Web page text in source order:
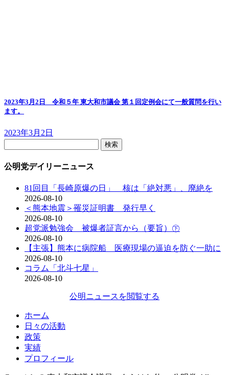
2023年3月2日 令和５年 東大和市議会 第１回定例会にて一般質問を行い
ます。
2023年3月2日
公明党デイリーニュース
81回目「長崎原爆の日」 核は「絶対悪」、廃絶を
2026-08-10
＜熊本地震＞罹災証明書 発行早く
2026-08-10
超党派勉強会 被爆者証言から（要旨）㊦
2026-08-10
【主張】熊本に病院船 医療現場の逼迫を防ぐ一助に
2026-08-10
コラム「北斗七星」
2026-08-10
公明ニュースを閲覧する
ホーム
日々の活動
政策
実績
プロフィール